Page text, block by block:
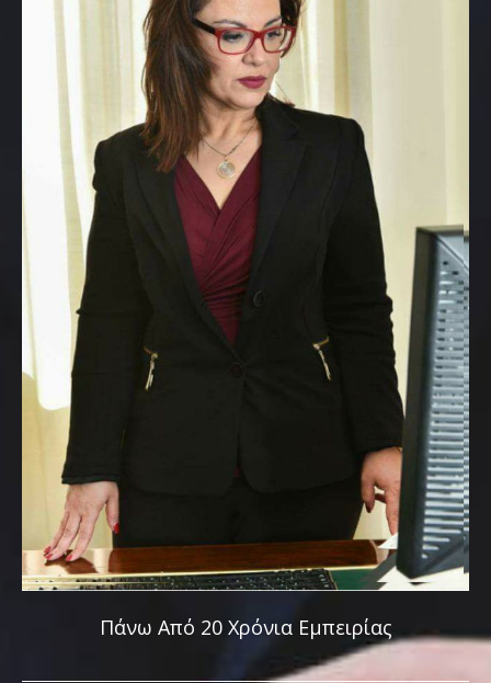
Πάνω Από 20 Χρόνια Εμπειρίας